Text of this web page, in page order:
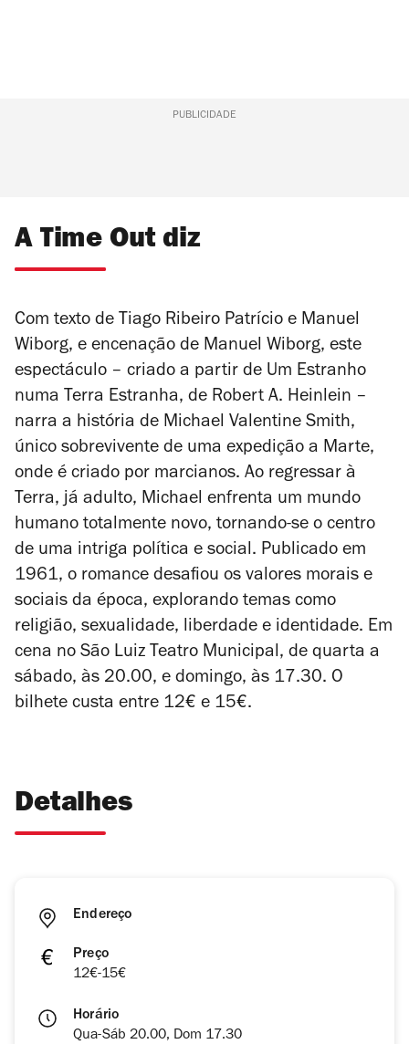
PUBLICIDADE
A Time Out diz
Com texto de Tiago Ribeiro Patrício e Manuel
Wiborg, e encenação de Manuel Wiborg, este
espectáculo – criado a partir de Um Estranho
numa Terra Estranha, de Robert A. Heinlein –
narra a história de Michael Valentine Smith,
único sobrevivente de uma expedição a Marte,
onde é criado por marcianos. Ao regressar à
Terra, já adulto, Michael enfrenta um mundo
humano totalmente novo, tornando-se o centro
de uma intriga política e social. Publicado em
1961, o romance desafiou os valores morais e
sociais da época, explorando temas como
religião, sexualidade, liberdade e identidade. Em
cena no São Luiz Teatro Municipal, de quarta a
sábado, às 20.00, e domingo, às 17.30. O
bilhete custa entre 12€ e 15€.
Detalhes
Endereço
Preço
12€-15€
Horário
Qua-Sáb 20.00, Dom 17.30